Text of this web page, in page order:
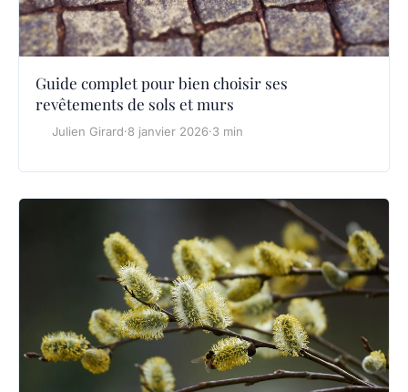
Guide complet pour bien choisir ses
revêtements de sols et murs
Julien Girard·8 janvier 2026·3 min